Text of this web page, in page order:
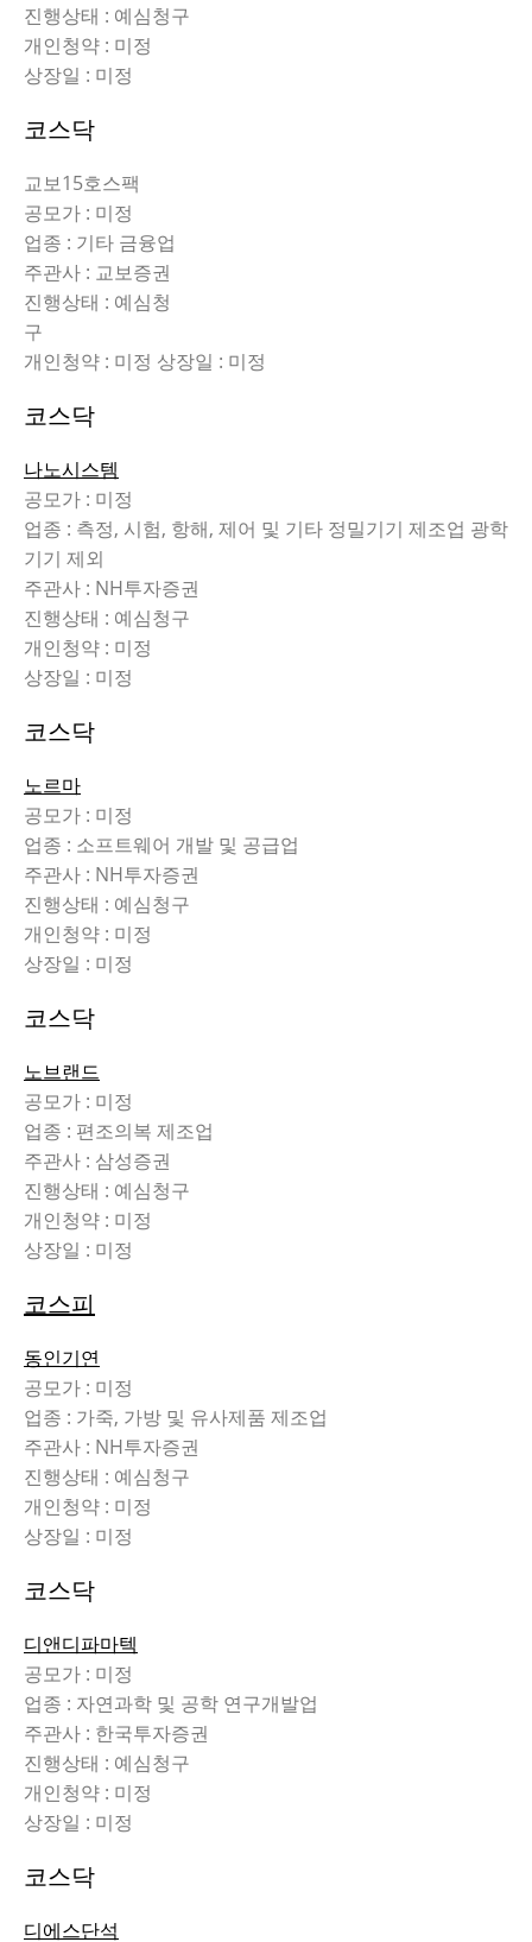
진행상태 : 예심청구
개인청약 : 미정
상장일 : 미정
코스닥
교보15호스팩
공모가 : 미정
업종 : 기타 금융업
주관사 : 교보증권
진행상태 : 예심청
구
개인청약 : 미정 상장일 : 미정
코스닥
나노시스템
공모가 : 미정
업종 : 측정, 시험, 항해, 제어 및 기타 정밀기기 제조업 광학
기기 제외
주관사 : NH투자증권
진행상태 : 예심청구
개인청약 : 미정
상장일 : 미정
코스닥
노르마
공모가 : 미정
업종 : 소프트웨어 개발 및 공급업
주관사 : NH투자증권
진행상태 : 예심청구
개인청약 : 미정
상장일 : 미정
코스닥
노브랜드
공모가 : 미정
업종 : 편조의복 제조업
주관사 : 삼성증권
진행상태 : 예심청구
개인청약 : 미정
상장일 : 미정
코스피
동인기연
공모가 : 미정
업종 : 가죽, 가방 및 유사제품 제조업
주관사 : NH투자증권
진행상태 : 예심청구
개인청약 : 미정
상장일 : 미정
코스닥
디앤디파마텍
공모가 : 미정
업종 : 자연과학 및 공학 연구개발업
주관사 : 한국투자증권
진행상태 : 예심청구
개인청약 : 미정
상장일 : 미정
코스닥
디에스단석